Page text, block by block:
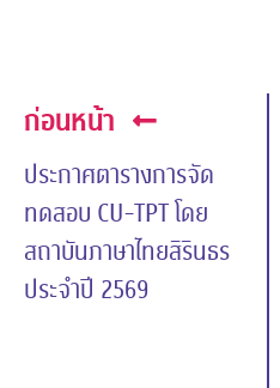
ก่อนหน้า
ประกาศตารางการจัด
ทดสอบ CU-TPT โดย
สถาบันภาษาไทยสิรินธร
ประจำปี 2569